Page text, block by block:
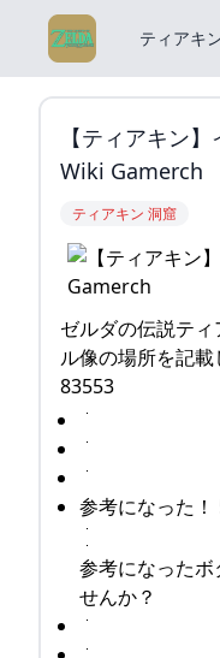
ティアキ
【ティアキン
Wiki Gamerch
ティアキン 洞窟
ゼルダの伝説テ
ル像の場所を記
83553
参考になった！
参考になった
せんか？